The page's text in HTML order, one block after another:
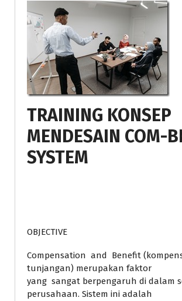
TRAINING KONSEP
MENDESAIN COM-
SYSTEM
OBJECTIVE
Compensation and Benefit
tunjangan) merupakan faktor
yang sangat berpengaruh di dalam
perusahaan. Sistem ini adalah